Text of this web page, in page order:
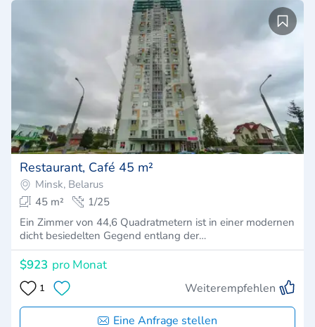
Restaurant, Café 45 m²
Minsk, Belarus
45 m²
1/25
Ein Zimmer von 44,6 Quadratmetern ist in einer modernen
dicht besiedelten Gegend entlang der…
$923 pro Monat
1 Weiterempfehlen
Eine Anfrage stellen